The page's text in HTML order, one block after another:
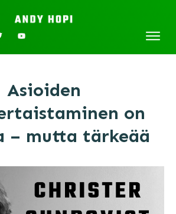
Asioiden
on
– mutta tärkeää